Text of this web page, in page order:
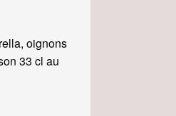
oignons
33 cl au